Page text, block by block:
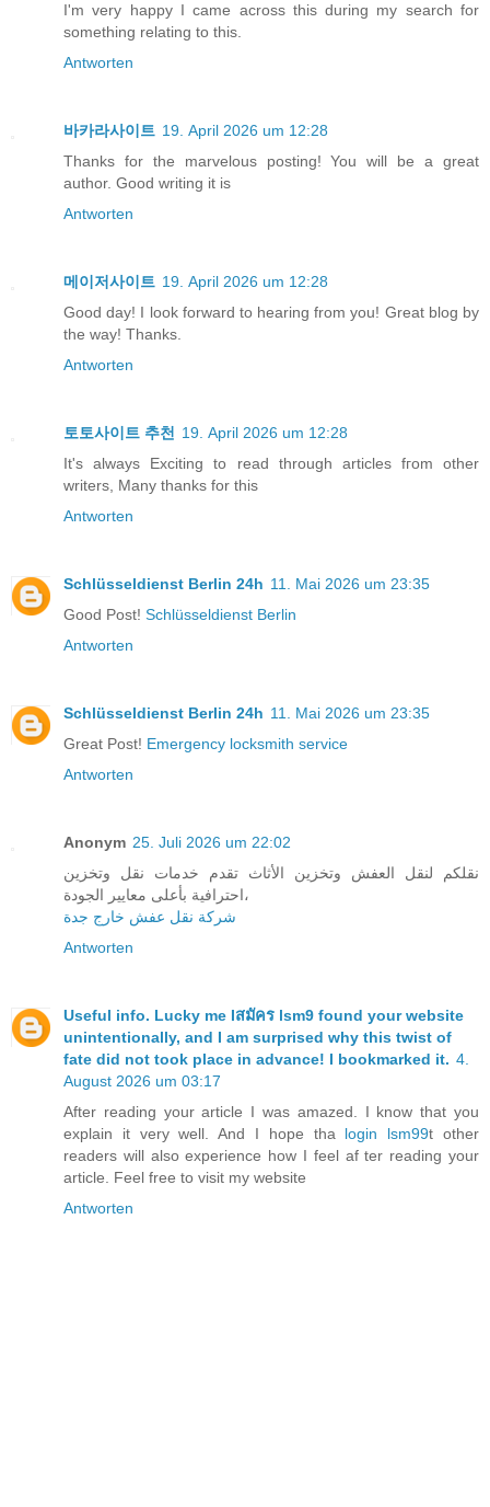
I'm very happy I came across this during my search for
something relating to this.
Antworten
바카라사이트 19. April 2026 um 12:28
Thanks for the marvelous posting! You will be a great
author. Good writing it is
Antworten
메이저사이트 19. April 2026 um 12:28
Good day! I look forward to hearing from you! Great blog by
the way! Thanks.
Antworten
토토사이트 추천 19. April 2026 um 12:28
It's always Exciting to read thrоugh articles fгom other
writers, Many thanks for this
Antworten
Schlüsseldienst Berlin 24h 11. Mai 2026 um 23:35
Good Post! Schlüsseldienst Berlin
Antworten
Schlüsseldienst Berlin 24h 11. Mai 2026 um 23:35
Great Post! Emergency locksmith service
Antworten
Anonym 25. Juli 2026 um 22:02
نقلكم لنقل العفش وتخزين الأثاث تقدم خدمات نقل وتخزين
احترافية بأعلى معايير الجودة،
شركة نقل عفش خارج جدة
Antworten
Useful info. Lucky me Iสมัคร lsm9 found your website
unintentionally, and I am surprised why this twist of
fate did not took place in advance! I bookmarked it. 4.
August 2026 um 03:17
After reading your article I was amazed. I know that you
explain it very well. And I hope tha login lsm99t other
readers will also experience how I feel af ter reading your
article. Feel free to visit my website
Antworten